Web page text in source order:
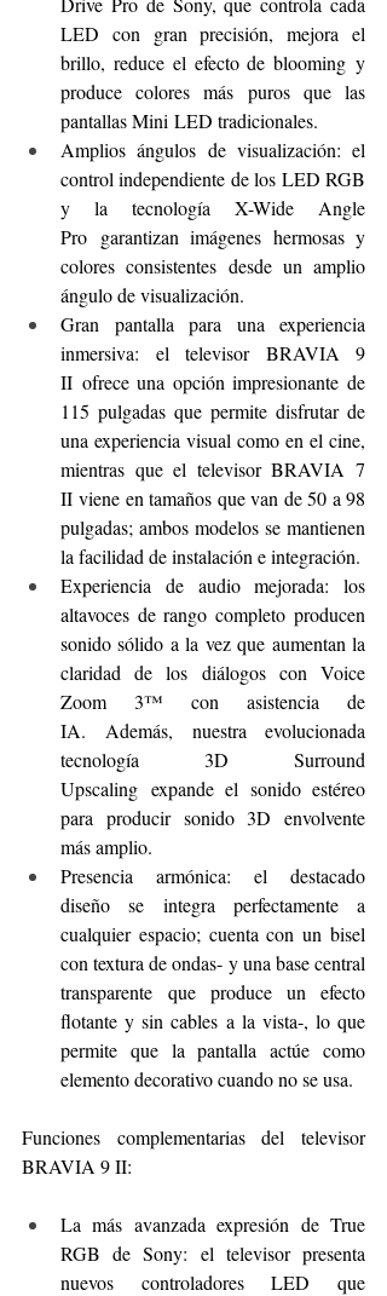
LED con gran precisión, mejora el
brillo, reduce el efecto de blooming y
produce colores más puros que las
pantallas Mini LED tradicionales.
Amplios ángulos de visualización: el
control independiente de los LED RGB
y la tecnología X-Wide Angle
Pro garantizan imágenes hermosas y
colores consistentes desde un amplio
ángulo de visualización.
Gran pantalla para una experiencia
inmersiva: el televisor BRAVIA 9
II ofrece una opción impresionante de
115 pulgadas que permite disfrutar de
una experiencia visual como en el cine,
mientras que el televisor BRAVIA 7
II viene en tamaños que van de 50 a 98
pulgadas; ambos modelos se mantienen
la facilidad de instalación e integración.
Experiencia de audio mejorada: los
altavoces de rango completo producen
sonido sólido a la vez que aumentan la
claridad de los diálogos con Voice
Zoom 3™ con asistencia de
IA. Además, nuestra evolucionada
tecnología 3D Surround
Upscaling expande el sonido estéreo
para producir sonido 3D envolvente
más amplio.
Presencia armónica: el destacado
diseño se integra perfectamente a
cualquier espacio; cuenta con un bisel
con textura de ondas- y una base central
transparente que produce un efecto
flotante y sin cables a la vista-, lo que
permite que la pantalla actúe como
elemento decorativo cuando no se usa.
Funciones complementarias del televisor
BRAVIA 9 II:
La más avanzada expresión de True
RGB de Sony: el televisor presenta
nuevos controladores LED que